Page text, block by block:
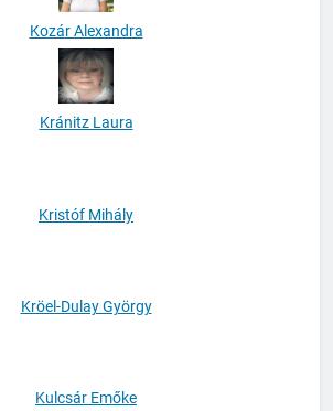
Kozár Alexandra
Kránitz Laura
Kristóf Mihály
Kröel-Dulay György
Kulcsár Emőke